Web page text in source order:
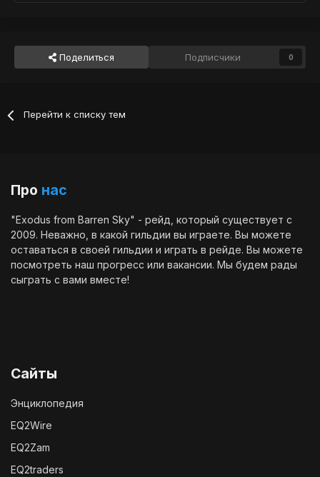
Поделиться Подписчики 0
Перейти к списку тем
Про нас
"Exodus from Barren Sky" - рейд, который существует с
2009. Неважно, в какой гильдии вы играете. Вы можете
оставаться в своей гильдии и играть в рейде. Вы можете
посмотреть наш прогресс или вакансии. Мы будем рады
сыграть с вами вместе!
Сайты
Энциклопедия
EQ2Wire
EQ2Zam
EQ2traders